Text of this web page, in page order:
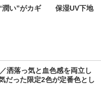
い”がカギ　　保湿UV下地
洒落っ気と血色感を両立し
だった限定2色が定番色とし